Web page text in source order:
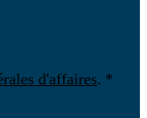
d'affaires.